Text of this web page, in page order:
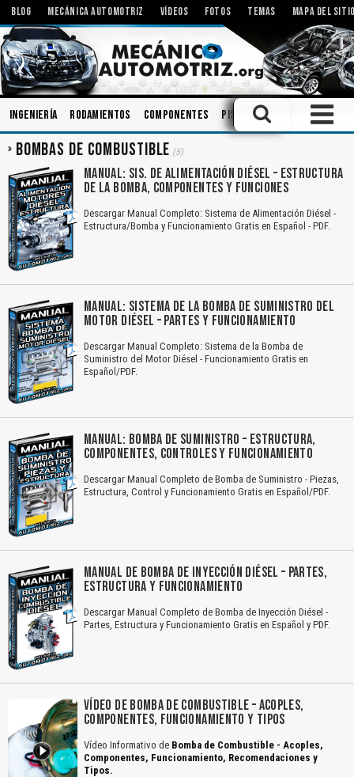
BLOG MECÁNICA AUTOMOTRIZ VÍDEOS FOTOS TEMAS MAPA DEL
Ingeniería Rodamientos Componentes Pistones Tecnologías
BOMBAS DE COMBUSTIBLE (5)
MANUAL: SIS. DE ALIMENTACIÓN DIÉSEL – ESTRUCTURA
DE LA BOMBA, COMPONENTES Y FUNCIONES
Descargar Manual Completo: Sistema de Alimentación Diésel -
Estructura/Bomba y Funcionamiento Gratis en Español - PDF.
MANUAL: SISTEMA DE LA BOMBA DE SUMINISTRO DEL
MOTOR DIÉSEL – PARTES Y FUNCIONAMIENTO
Descargar Manual Completo: Sistema de la Bomba de
Suministro del Motor Diésel - Funcionamiento Gratis en
Español/PDF.
MANUAL: BOMBA DE SUMINISTRO – ESTRUCTURA,
COMPONENTES, CONTROLES Y FUNCIONAMIENTO
Descargar Manual Completo de Bomba de Suministro - Piezas,
Estructura, Control y Funcionamiento Gratis en Español/PDF.
MANUAL DE BOMBA DE INYECCIÓN DIÉSEL – PARTES,
ESTRUCTURA Y FUNCIONAMIENTO
Descargar Manual Completo de Bomba de Inyección Diésel -
Partes, Estructura y Funcionamiento Gratis en Español y PDF.
VÍDEO DE BOMBA DE COMBUSTIBLE – ACOPLES,
COMPONENTES, FUNCIONAMIENTO Y TIPOS
Vídeo Informativo de Bomba de Combustible - Acoples,
Componentes, Funcionamiento, Recomendaciones y
Tipos.